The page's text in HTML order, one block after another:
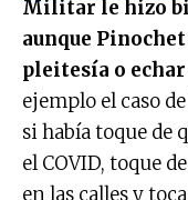
Militar le hizo
aunque
pleitesía o
ejemplo el caso
si había toque de
el COVID, toque
en las calles y